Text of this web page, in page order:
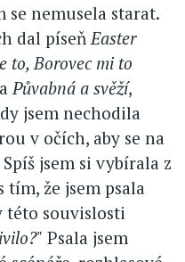
se nemusela starat.
dal píseň Easter
to, Borovec mi to
Půvabná a svěží,
jsem nechodila
v očích, aby se na
jsem si vybírala z
tím, že jsem psala
této souvislosti
Psala jsem